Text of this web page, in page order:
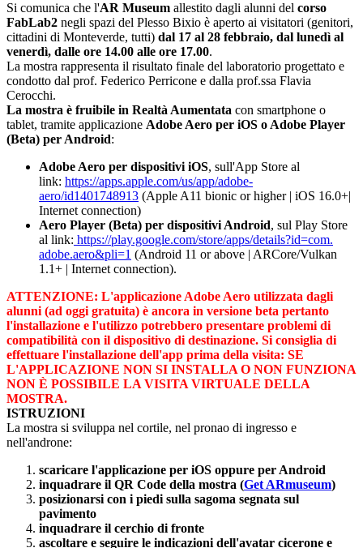
Si comunica che l'AR Museum allestito dagli alunni del corso
FabLab2 negli spazi del Plesso Bixio è aperto ai visitatori (genitori,
cittadini di Monteverde, tutti) dal 17 al 28 febbraio, dal lunedì al
venerdì, dalle ore 14.00 alle ore 17.00.
La mostra rappresenta il risultato finale del laboratorio progettato e
condotto dal prof. Federico Perricone e dalla prof.ssa Flavia
Cerocchi.
La mostra è fruibile in Realtà Aumentata con smartphone o
tablet, tramite applicazione Adobe Aero per iOS o Adobe Player
(Beta) per Android:
Adobe Aero per dispositivi iOS, sull'App Store al
link: https://apps.apple.com/us/app/adobe-
aero/id1401748913 (Apple A11 bionic or higher | iOS 16.0+|
Internet connection)
Aero Player (Beta) per dispositivi Android, sul Play Store
al link: https://play.google.com/store/apps/details?id=com.
adobe.aero&pli=1 (Android 11 or above | ARCore/Vulkan
1.1+ | Internet connection).
ATTENZIONE: L'applicazione Adobe Aero utilizzata dagli
alunni (ad oggi gratuita) è ancora in versione beta pertanto
l'installazione e l'utilizzo potrebbero presentare problemi di
compatibilità con il dispositivo di destinazione. Si consiglia di
effettuare l'installazione dell'app prima della visita: SE
L'APPLICAZIONE NON SI INSTALLA O NON FUNZIONA
NON È POSSIBILE LA VISITA VIRTUALE DELLA
MOSTRA.
ISTRUZIONI
La mostra si sviluppa nel cortile, nel pronao di ingresso e
nell'androne:
scaricare l'applicazione per iOS oppure per Android
inquadrare il QR Code della mostra (Get ARmuseum)
posizionarsi con i piedi sulla sagoma segnata sul
pavimento
inquadrare il cerchio di fronte
ascoltare e seguire le indicazioni dell'avatar cicerone e